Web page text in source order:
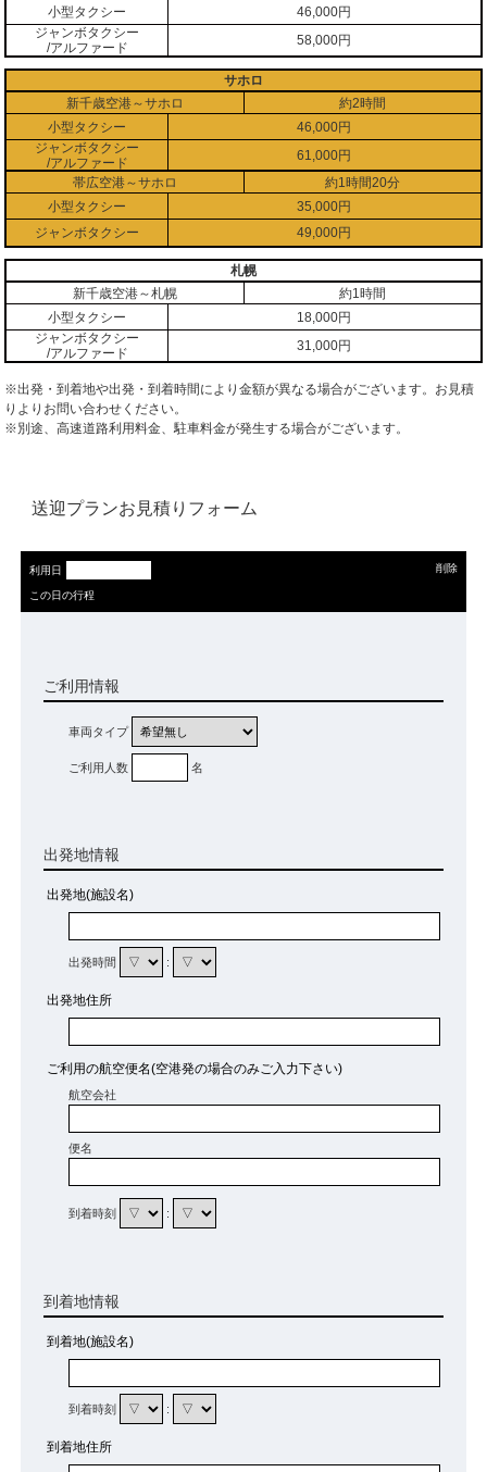
小型タクシー
46,000円
ジャンボタクシー
/アルファード
58,000円
サホロ
新千歳空港～サホロ
約2時間
小型タクシー
46,000円
ジャンボタクシー
/アルファード
61,000円
帯広空港～サホロ
約1時間20分
小型タクシー
35,000円
ジャンボタクシー
49,000円
札幌
新千歳空港～札幌
約1時間
小型タクシー
18,000円
ジャンボタクシー
/アルファード
31,000円
※出発・到着地や出発・到着時間により金額が異なる場合がございます。お見積
りよりお問い合わせください。
※別途、高速道路利用料金、駐車料金が発生する場合がございます。
送迎プランお見積りフォーム
利用日
この日の行程
削除
ご利用情報
車両タイプ
ご利用人数 名
出発地情報
出発地(施設名)
出発時間 :
出発地住所
ご利用の航空便名(空港発の場合のみご入力下さい)
航空会社
便名
到着時刻 :
到着地情報
到着地(施設名)
到着時刻 :
到着地住所